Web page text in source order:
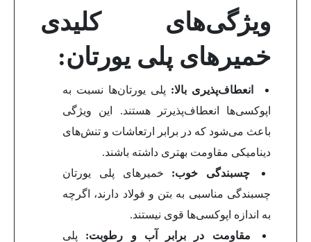
ویژگی‌های کلیدی
خمیرهای پلی یورتان:
انعطاف‌پذیری بالا: پلی یورتان‌ها نسبت به
اپوکسی‌ها انعطاف‌پذیرتر هستند. این ویژگی
باعث می‌شود که در برابر ارتعاشات و تنش‌های
دینامیکی مقاومت بهتری داشته باشند.
چسبندگی خوب: خمیرهای پلی یورتان
چسبندگی مناسبی به بتن و فولاد دارند، اگرچه
به اندازه اپوکسی‌ها قوی نیستند.
مقاومت در برابر آب و رطوبت: پلی